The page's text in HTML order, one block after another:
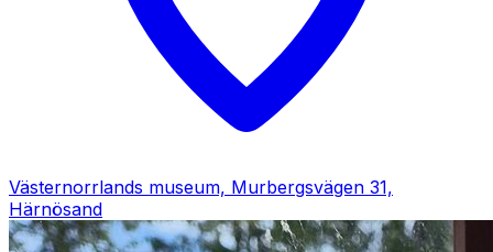
Västernorrlands museum, Murbergsvägen 31,
Härnösand